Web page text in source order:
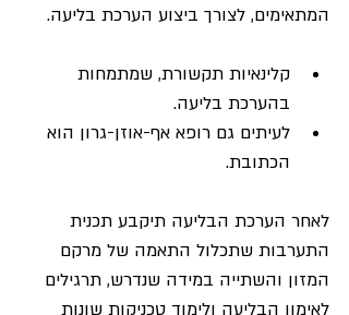
המתאימים, לצורך ביצוע הערכת בליעה.
קלינאיות תקשורת, שמתמחות
בהערכת בליעה.
לעיתים גם רופא אף-אוזן-גרון הוא
הכתובת.
לאחר הערכת הבליעה תיקבע תכנית
התערבות שתכלול התאמה של מרקם
המזון והשתייה במידה שנדרש, תרגילים
לאימון הבליעה ולימוד טכניקות שונות